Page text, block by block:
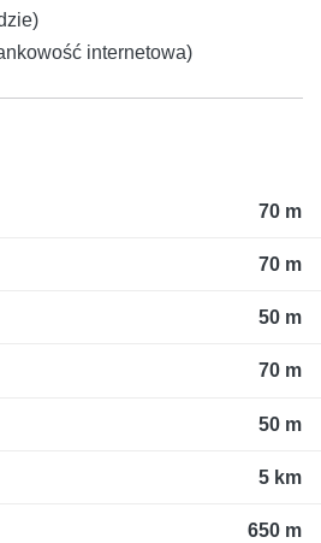
internetowa)
70 m
70 m
50 m
70 m
50 m
5 km
650 m